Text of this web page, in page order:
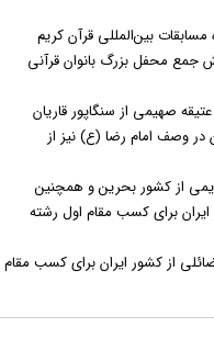
بین‌المللی قرآن کریم
محفل بزرگ بانوان قرآنی
صهیمی از سنگاپور قاریان
وصف امام رضا (ع) نیز از
از کشور بحرین و همچنین
ایران برای کسب مقام اول رشته
از کشور ایران برای کسب مقام